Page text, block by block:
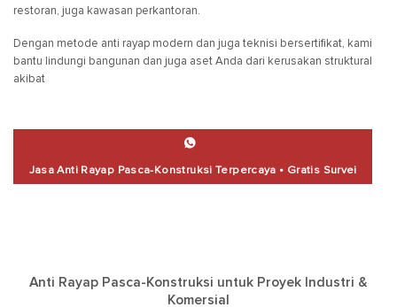
restoran, juga kawasan perkantoran.
Dengan metode anti rayap modern dan juga teknisi bersertifikat, kami
bantu lindungi bangunan dan juga aset Anda dari kerusakan struktural
akibat
Jasa Anti Rayap Pasca-Konstruksi Terpercaya • Gratis Survei
Anti Rayap Pasca-Konstruksi untuk Proyek Industri &
Komersial